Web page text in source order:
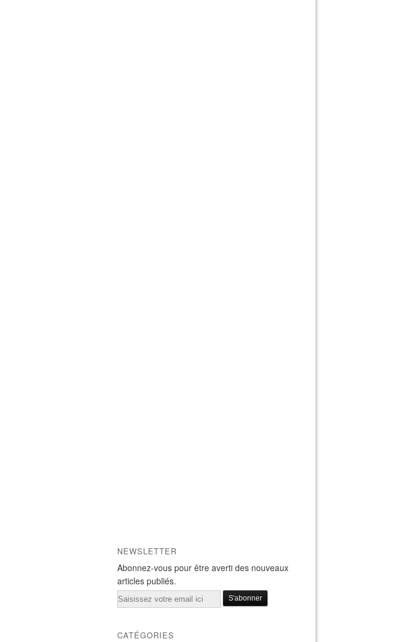
NEWSLETTER
Abonnez-vous pour être averti des nouveaux
articles publiés.
Email
CATÉGORIES